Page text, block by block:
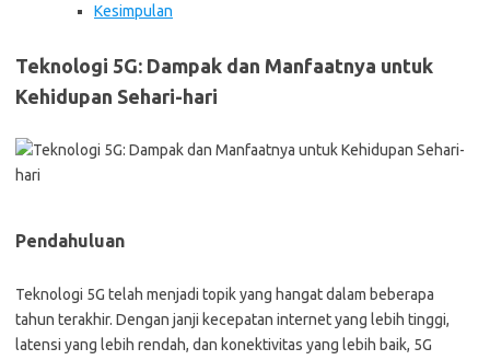
Kesimpulan
Teknologi 5G: Dampak dan Manfaatnya untuk
Kehidupan Sehari-hari
Pendahuluan
Teknologi 5G telah menjadi topik yang hangat dalam beberapa
tahun terakhir. Dengan janji kecepatan internet yang lebih tinggi,
latensi yang lebih rendah, dan konektivitas yang lebih baik, 5G